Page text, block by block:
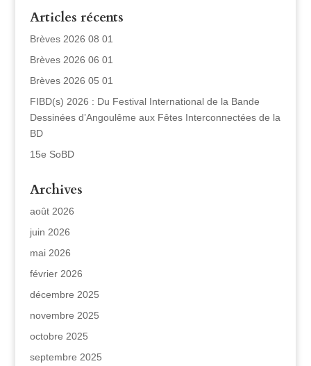
Articles récents
Brèves 2026 08 01
Brèves 2026 06 01
Brèves 2026 05 01
FIBD(s) 2026 : Du Festival International de la Bande
Dessinées d’Angoulême aux Fêtes Interconnectées de la
BD
15e SoBD
Archives
août 2026
juin 2026
mai 2026
février 2026
décembre 2025
novembre 2025
octobre 2025
septembre 2025